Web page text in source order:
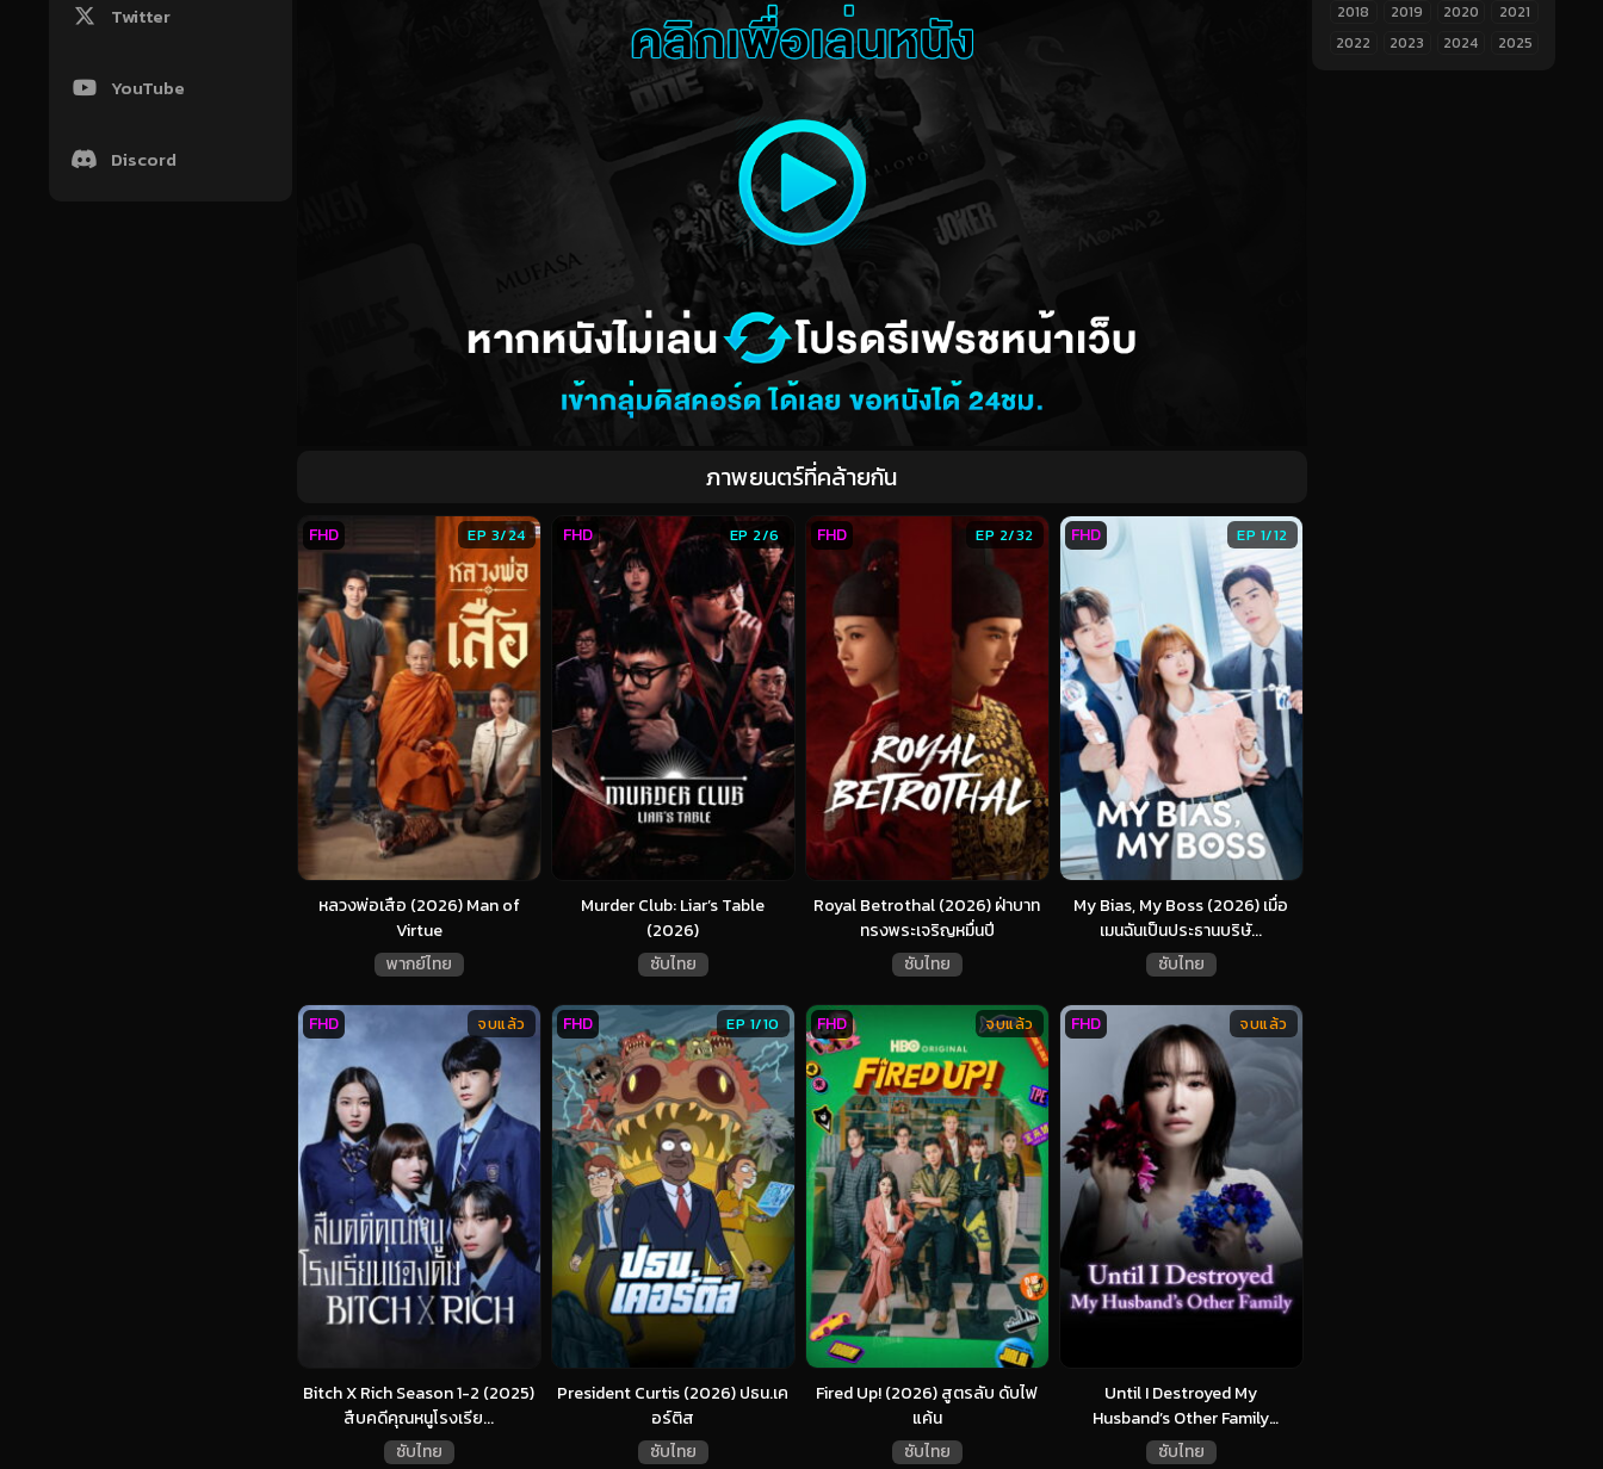
Twitter
YouTube
Discord
ภาพยนตร์ที่คล้ายกัน
หลวงพ่อเสือ (2026) Man of
Virtue
พากย์ไทย
EP 3/24
FHD
Murder Club: Liar’s Table
(2026)
ซับไทย
EP 2/6
FHD
Royal Betrothal (2026) ฝ่าบาท
ทรงพระเจริญหมื่นปี
ซับไทย
EP 2/32
FHD
My Bias, My Boss (2026) เมื่อ
เมนฉันเป็นประธานบริษั...
ซับไทย
EP 1/12
FHD
Bitch X Rich Season 1-2 (2025)
สืบคดีคุณหนูโรงเรีย...
ซับไทย
จบแล้ว
FHD
President Curtis (2026) ปธน.เค
อร์ติส
ซับไทย
EP 1/10
FHD
Fired Up! (2026) สูตรลับ ดับไฟ
แค้น
ซับไทย
จบแล้ว
FHD
Until I Destroyed My
Husband’s Other Family
(2024)...
ซับไทย
จบแล้ว
FHD
2018
2019 2020
2021
2022
2023 2024 2025